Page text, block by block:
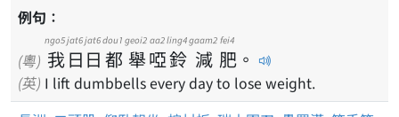
例句：
(粵) 我
ngo5
日
jat6
日
jat6
都
dou1
舉
geoi2
啞
aa2
鈴
ling4
減
gaam2
肥
fei4
。
(英) I lift dumbbells every day to lose weight.